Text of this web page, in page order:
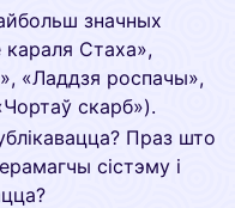
значных
караля Стаха»,
«Ладдзя роспачы»,
скарб»).
Праз што
сістэму і